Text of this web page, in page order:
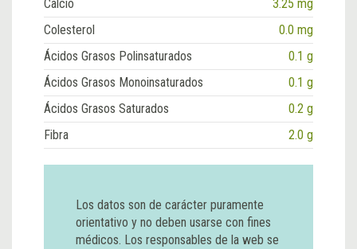
Calcio
3.25 mg
Colesterol
0.0 mg
Ácidos Grasos Polinsaturados
0.1 g
Ácidos Grasos Monoinsaturados
0.1 g
Ácidos Grasos Saturados
0.2 g
Fibra
2.0 g
Los datos son de carácter puramente
orientativo y no deben usarse con fines
médicos. Los responsables de la web se